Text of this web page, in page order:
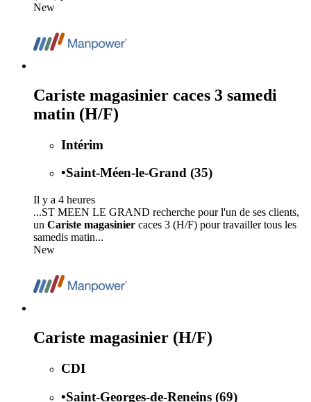
New
Cariste magasinier caces 3 samedi
matin (H/F)
Intérim
•Saint-Méen-le-Grand (35)
Il y a 4 heures
...ST MEEN LE GRAND recherche pour l'un de ses clients,
un Cariste magasinier caces 3 (H/F) pour travailler tous les
samedis matin...
New
Cariste magasinier (H/F)
CDI
•Saint-Georges-de-Reneins (69)